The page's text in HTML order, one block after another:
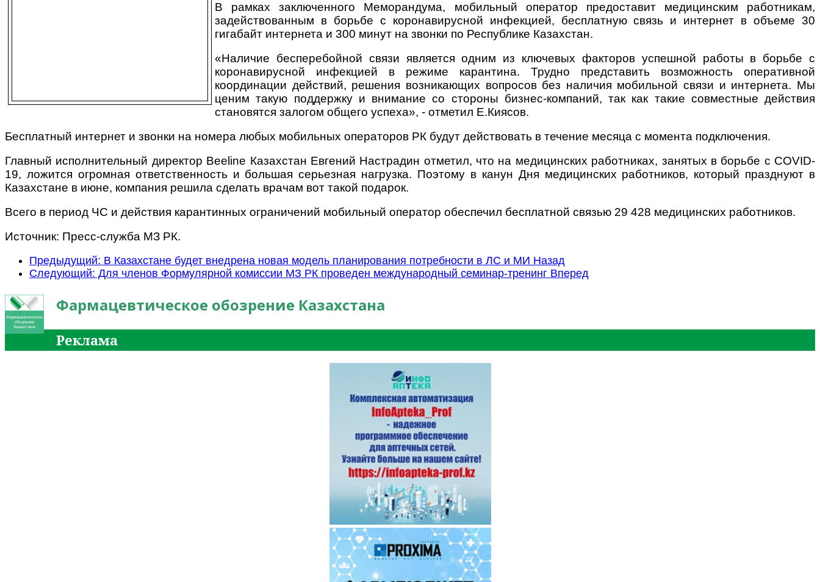
В рамках заключенного Меморандума, мобильный оператор предоставит медицинским работникам,
задействованным в борьбе с коронавирусной инфекцией, бесплатную связь и интернет в объеме 30
гигабайт интернета и 300 минут на звонки по Республике Казахстан.
«Наличие бесперебойной связи является одним из ключевых факторов успешной работы в борьбе с
коронавирусной инфекцией в режиме карантина. Трудно представить возможность оперативной
координации действий, решения возникающих вопросов без наличия мобильной связи и интернета. Мы
ценим такую поддержку и внимание со стороны бизнес-компаний, так как такие совместные действия
становятся залогом общего успеха», - отметил Е.Киясов.
Бесплатный интернет и звонки на номера любых мобильных операторов РК будут действовать в течение месяца с момента подключения.
Главный исполнительный директор Beeline Казахстан Евгений Настрадин отметил, что на медицинских работниках, занятых в борьбе с COVID-
19, ложится огромная ответственность и большая серьезная нагрузка. Поэтому в канун Дня медицинских работников, который празднуют в
Казахстане в июне, компания решила сделать врачам вот такой подарок.
Всего в период ЧС и действия карантинных ограничений мобильный оператор обеспечил бесплатной связью 29 428 медицинских работников.
Источник: Пресс-служба МЗ РК.
Предыдущий: В Казахстане будет внедрена новая модель планирования потребности в ЛС и МИ Назад
Следующий: Для членов Формулярной комиссии МЗ РК проведен международный семинар-тренинг Вперед
Фармацевтическое обозрение Казахстана
Реклама